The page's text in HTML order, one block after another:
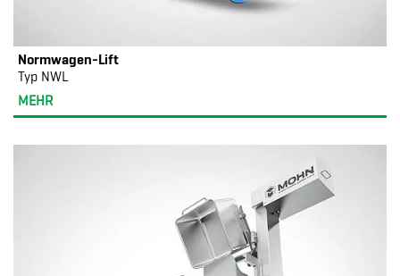
Normwagen-Lift
Typ NWL
MEHR